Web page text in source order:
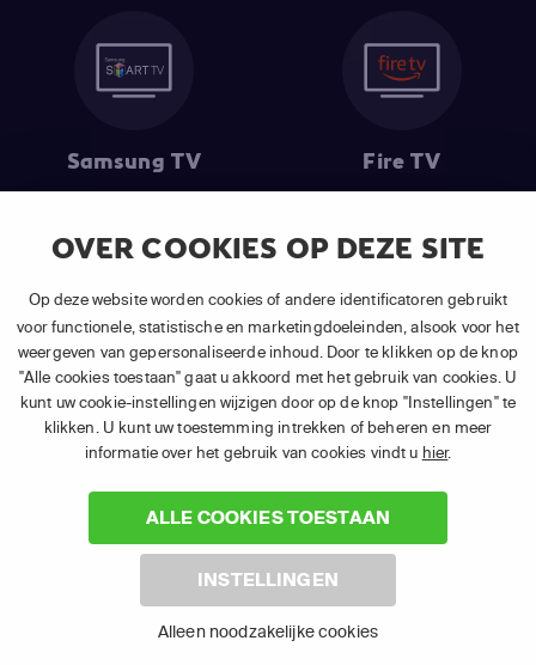
OVER COOKIES OP DEZE SITE
Op deze website worden cookies of andere identificatoren gebruikt
voor functionele, statistische en marketingdoeleinden, alsook voor het
weergeven van gepersonaliseerde inhoud. Door te klikken op de knop
"Alle cookies toestaan" gaat u akkoord met het gebruik van cookies. U
kunt uw cookie-instellingen wijzigen door op de knop "Instellingen" te
klikken. U kunt uw toestemming intrekken of beheren en meer
informatie over het gebruik van cookies vindt u hier.
ALLE COOKIES TOESTAAN
INSTELLINGEN
Alleen noodzakelijke cookies
Samsung TV Fire TV
(1) De eerste 30 dagen gratis: Geldig op alle nieuwe abonnementen
van APP TV Light, Basic of Plus.
(2) Prijs abonnement : Incl. BTW.
(3) Restart & Replayis beschikbaar voorvolgende zendersafhankelijk
van je gekozen pakket.
2026 Canal+ Luxembourg S. à r.l. - Alle rechten voorbehouden. TV
VLAANDEREN® is een merk gebruikt onder licentie door Canal+
Luxembourg S. à r.l. Maatschappelijke zetel: Rue Albert Borschette 4,
L-1246 Luxembourg R.C.S. Luxembourg : B 87.905